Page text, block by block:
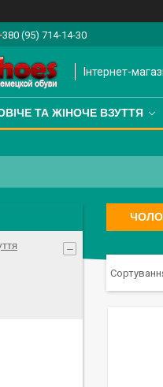
(95) 714-14-30
Інтернет-
ТА ЖІНОЧЕ ВЗУТТЯ